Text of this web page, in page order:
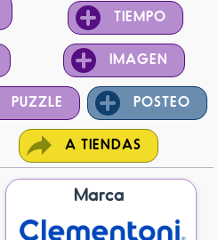
TIEMPO
IMAGEN
PUZZLE POSTEO
A TIENDAS
Marca